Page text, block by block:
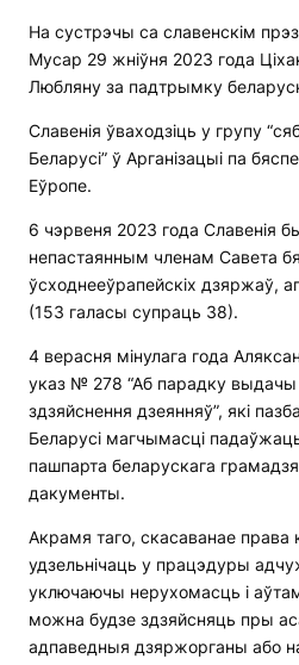
На сустрэчы са славенскім
Мусар 29 жніўня 2023 года
Любляну за падтрымку
Славенія ўваходзіць у групу
Беларусі” ў Арганізацыі па
Еўропе.
6 чэрвеня 2023 года Славенія
непастаянным членам Савета
ўсходнееўрапейскіх дзяржаў,
(153 галасы супраць 38).
4 верасня мінулага года
указ № 278 “Аб парадку выдачы
здзяйснення дзеянняў”, які
Беларусі магчымасці
пашпарта беларускага
дакументы.
Акрамя таго, скасаванае права
удзельнічаць у працэдуры
уключаючы нерухомасць і
можна будзе здзяйсняць пры
адпаведныя дзяржорганы або